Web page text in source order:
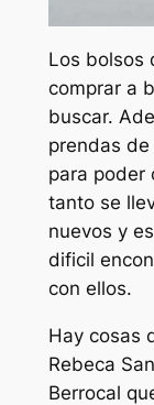
Los bolsos
comprar a
buscar.
prendas
para poder
tanto se
nuevos y
dificil
con ellos.
Hay cosas
Rebeca
Berrocal